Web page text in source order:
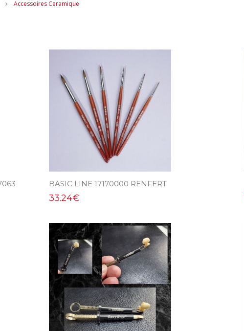
Accessoires Ceramique
BASIC LINE 17170000 RENFERT
33.24€